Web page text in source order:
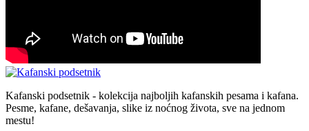
Kafanski podsetnik - kolekcija najboljih kafanskih pesama i kafana.
Pesme, kafane, dešavanja, slike iz noćnog života, sve na jednom
mestu!